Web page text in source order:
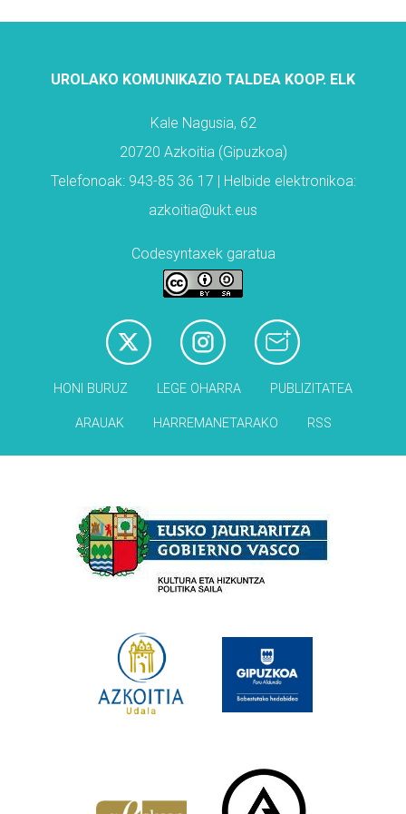
UROLAKO KOMUNIKAZIO TALDEA KOOP. ELK
Kale Nagusia, 62
20720 Azkoitia (Gipuzkoa)
Telefonoak: 943-85 36 17 | Helbide elektronikoa:
azkoitia@ukt.eus
Codesyntaxek garatua
HONI BURUZ LEGE OHARRA PUBLIZITATEA
ARAUAK HARREMANETARAKO RSS